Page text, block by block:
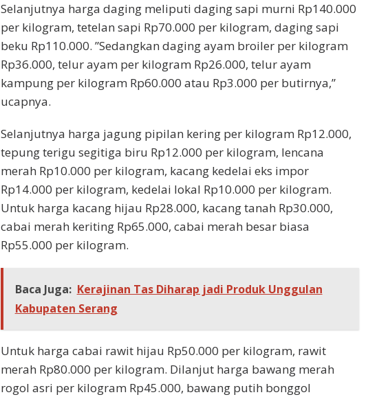
Selanjutnya harga daging meliputi daging sapi murni Rp140.000
per kilogram, tetelan sapi Rp70.000 per kilogram, daging sapi
beku Rp110.000. ”Sedangkan daging ayam broiler per kilogram
Rp36.000, telur ayam per kilogram Rp26.000, telur ayam
kampung per kilogram Rp60.000 atau Rp3.000 per butirnya,”
ucapnya.
Selanjutnya harga jagung pipilan kering per kilogram Rp12.000,
tepung terigu segitiga biru Rp12.000 per kilogram, lencana
merah Rp10.000 per kilogram, kacang kedelai eks impor
Rp14.000 per kilogram, kedelai lokal Rp10.000 per kilogram.
Untuk harga kacang hijau Rp28.000, kacang tanah Rp30.000,
cabai merah keriting Rp65.000, cabai merah besar biasa
Rp55.000 per kilogram.
Baca Juga: Kerajinan Tas Diharap jadi Produk Unggulan
Kabupaten Serang
Untuk harga cabai rawit hijau Rp50.000 per kilogram, rawit
merah Rp80.000 per kilogram. Dilanjut harga bawang merah
rogol asri per kilogram Rp45.000, bawang putih bonggol